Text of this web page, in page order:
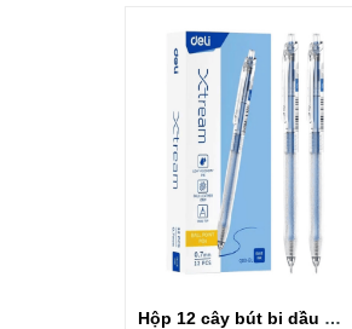
Hộp 12 cây bút bi dầu Deli ngòi 0.7mm EQ80-BL